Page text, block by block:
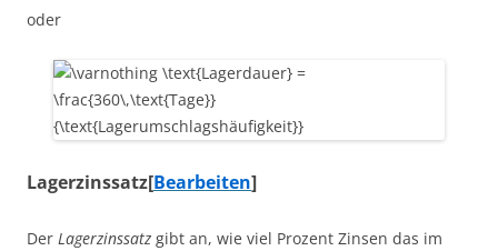
oder
Lagerzinssatz[Bearbeiten]
Der Lagerzinssatz gibt an, wie viel Prozent Zinsen das im